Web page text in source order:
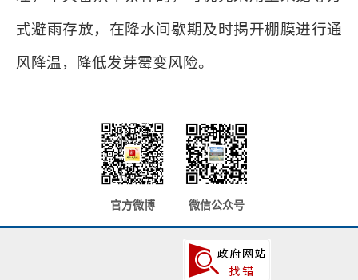
式避雨存放，在降水间歇期及时揭开棚膜进行通
风降温，降低发芽霉变风险。
官方微博 微信公众号